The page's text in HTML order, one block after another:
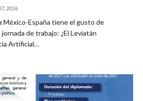
2026
México-España tiene el gusto de
de trabajo: ¿El Leviatán
Artificial…